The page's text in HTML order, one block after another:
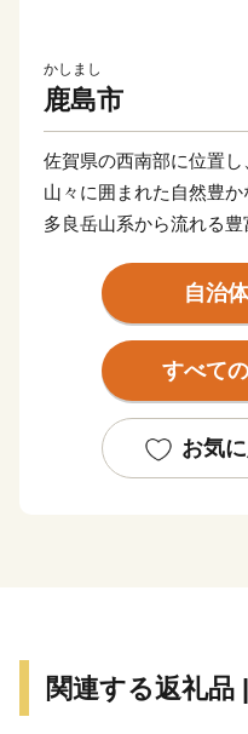
かしまし
鹿島市
佐賀県の西南部に位置
山々に囲まれた自然豊か
多良岳山系から流れる
肥沃な大地では、米や
栽培され、山からの栄
着く有明海では、ムツ
の海苔を育んでいます。
徳稲荷神社」や、有明
島ガタリンピック」な
ただき、鹿島市を応援
自治
すべて
お気
関連する返礼